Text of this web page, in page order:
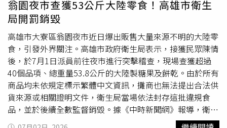
存在合作、授權或官方認可關係。7-Eleven指出，市場上已
有商品介紹及媒體報導直接將這雙鞋稱為「7-Eleven鞋」，
甚至形容其設計靈感來自7-Eleven，顯示市場已出現實際混
淆，也成為提告的重要依據。公司強調，雙方目前並沒有任
何聯名合作，因此必須透過法律行動維護品牌權益。值得注
意的是，Nike原訂7月11日發售這款鞋，而7月11日正是7-
Eleven一年一度的「7-Eleven Day」，也是全美門市舉辦
「Free Slurpee Day（免費思樂冰日）」等周年慶活動的重
要日子。7-Eleven認為，在品牌最具代表性的日子推出與品
牌高度相似的配色鞋款，將進一步提高消費者誤認官方合作
翁園夜市查獲53公斤大陸零食！高雄市衛生
局開罰銷毀
高雄市大寮區翁園夜市近日爆出販售大量來源不明的大陸零
食，引發外界關注。高雄市政府衛生局表示，接獲民眾陳情
後，於7月1日派員前往夜市進行突擊稽查，現場查獲超過
40個品項、總重量53.8公斤的大陸製糖果及餅乾。由於所有
商品均未依規定標示繁體中文資訊，攤商也無法提出合法供
貨來源或相關證明文件，衛生局當場依法封存這批違規食
品，並於後續全數監督銷毀。據《中時新聞網》報導，衛生
局指出，涉案攤商已違反《食品安全衛生管理法》第22條及